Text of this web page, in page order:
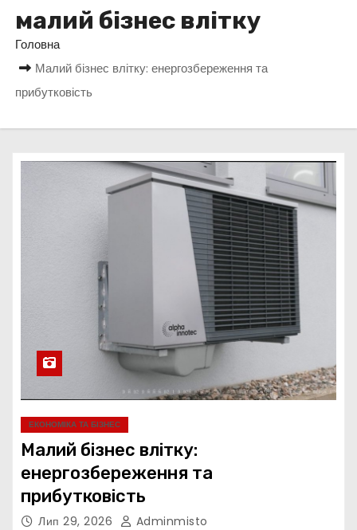
малий бізнес влітку
Головна
Малий бізнес влітку: енергозбереження та
прибутковість
ЕКОНОМІКА ТА БІЗНЕС
Малий бізнес влітку:
енергозбереження та
прибутковість
Лип 29, 2026 Adminmisto